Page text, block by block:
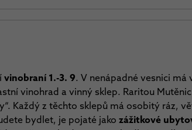
vinobraní 1.-3. 9. V nenápadné vesnici
vinohrad a vinný sklep. Raritou
Každý z těchto sklepů má osobitý ráz,
bydlet, je pojaté jako zážitkové